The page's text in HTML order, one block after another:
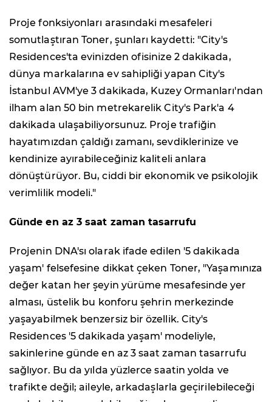
Proje fonksiyonları arasındaki mesafeleri
somutlaştıran Toner, şunları kaydetti: "City's
Residences'ta evinizden ofisinize 2 dakikada,
dünya markalarına ev sahipliği yapan City's
İstanbul AVM'ye 3 dakikada, Kuzey Ormanları'ndan
ilham alan 50 bin metrekarelik City's Park'a 4
dakikada ulaşabiliyorsunuz. Proje trafiğin
hayatımızdan çaldığı zamanı, sevdiklerinize ve
kendinize ayırabileceğiniz kaliteli anlara
dönüştürüyor. Bu, ciddi bir ekonomik ve psikolojik
verimlilik modeli."
Günde en az 3 saat zaman tasarrufu
Projenin DNA'sı olarak ifade edilen '5 dakikada
yaşam' felsefesine dikkat çeken Toner, "Yaşamınıza
değer katan her şeyin yürüme mesafesinde yer
alması, üstelik bu konforu şehrin merkezinde
yaşayabilmek benzersiz bir özellik. City's
Residences '5 dakikada yaşam' modeliyle,
sakinlerine günde en az 3 saat zaman tasarrufu
sağlıyor. Bu da yılda yüzlerce saatin yolda ve
trafikte değil; aileyle, arkadaşlarla geçirilebileceği